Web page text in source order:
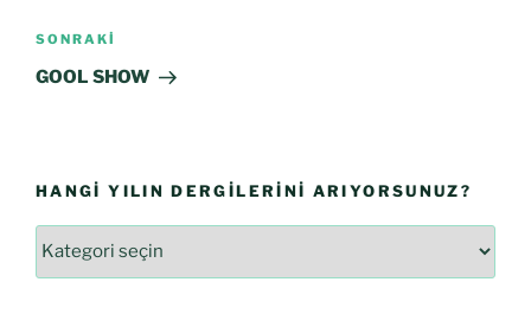
SONRAKI
GOOL SHOW
HANGI YILIN DERGILERINI ARIYORSUNUZ?